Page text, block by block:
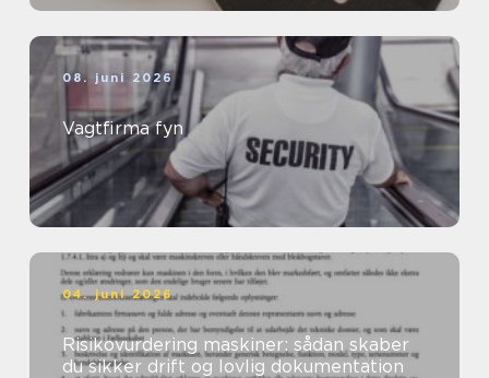
08. juni 2026
Vagtfirma fyn
04. juni 2026
Risikovurdering maskiner: sådan skaber
du sikker drift og lovlig dokumentation